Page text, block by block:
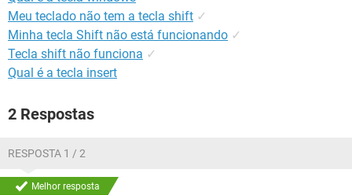
Meu teclado não tem a tecla shift ✓
Minha tecla Shift não está funcionando ✓
Tecla shift não funciona ✓
Qual é a tecla insert
2 Respostas
RESPOSTA 1 / 2
Melhor resposta